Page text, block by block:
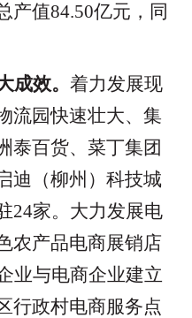
产值84.50亿元，同
成效。 着力发展现
流园快速壮大、集
泰百货、菜丁集团
迪（柳州）科技城
24家。大力发展电
农产品电商展销店
业与电商企业建立
行政村电商服务点